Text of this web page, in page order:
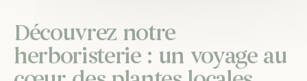
Découvrez notre
herboristerie : un voyage au